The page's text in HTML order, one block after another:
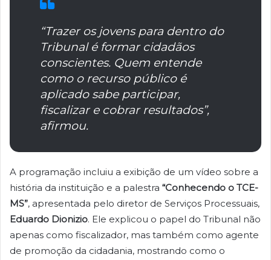
“Trazer os jovens para dentro do
Tribunal é formar cidadãos
conscientes. Quem entende
como o recurso público é
aplicado sabe participar,
fiscalizar e cobrar resultados”,
afirmou.
A programação incluiu a exibição de um vídeo sobre a
história da instituição e a palestra “Conhecendo o TCE-
MS”, apresentada pelo diretor de Serviços Processuais,
Eduardo Dionizio. Ele explicou o papel do Tribunal não
apenas como fiscalizador, mas também como agente
de promoção da cidadania, mostrando como o